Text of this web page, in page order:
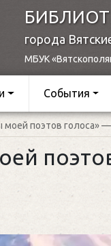
города
МБУК
События
моей поэтов голоса»